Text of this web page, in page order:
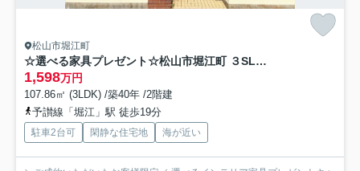
松山市堀江町
☆選べる家具プレゼント☆松山市堀江町 ３SLDK 中古戸建
1,598万円
107.86㎡ (3LDK) /築40年 /2階建
予讃線「堀江」駅 徒歩19分
駐車2台可 閑静な住宅地 海が近い